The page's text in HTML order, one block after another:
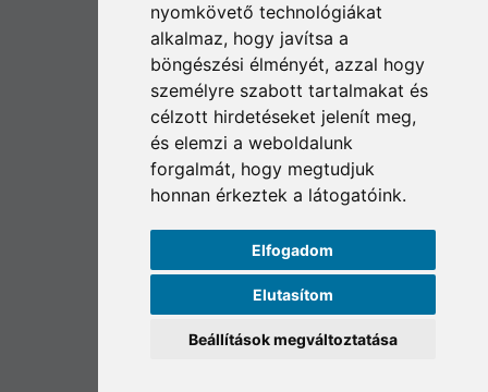
nyomkövető technológiákat
alkalmaz, hogy javítsa a
böngészési élményét, azzal hogy
személyre szabott tartalmakat és
célzott hirdetéseket jelenít meg,
és elemzi a weboldalunk
forgalmát, hogy megtudjuk
honnan érkeztek a látogatóink.
Elfogadom
Elutasítom
Beállítások megváltoztatása
SZERVIZ
RÓLUNK
KAPCSOLAT
IMPRESSZUM
ELÉRHETŐSÉG
H 6000 KECSKEMÉT
IZZÓ UTCA 2.
+36 30 525 3802
INFO@SZA-CO.HU